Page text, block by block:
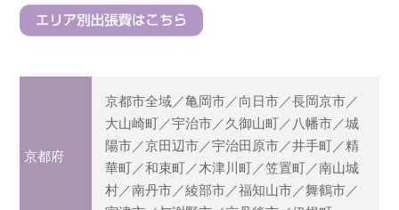
京都府
京都市全域／亀岡市／向日市／長岡京市／
大山崎町／宇治市／久御山町／八幡市／城
陽市／京田辺市／宇治田原市／井手町／精
華町／和束町／木津川町／笠置町／南山城
村／南丹市／綾部市／福知山市／舞鶴市／